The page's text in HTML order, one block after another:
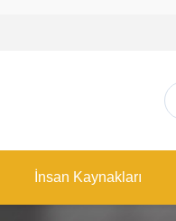
İnsan Kaynakları